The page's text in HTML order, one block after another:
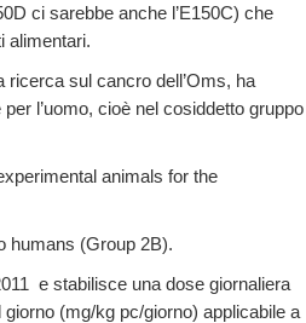
ci sarebbe anche l’E150C) che
alimentari.
ricerca sul cancro dell’Oms, ha
l’uomo, cioè nel cosiddetto gruppo
animals for the
humans (Group 2B).
e stabilisce una dose giornaliera
(mg/kg pc/giorno) applicabile a